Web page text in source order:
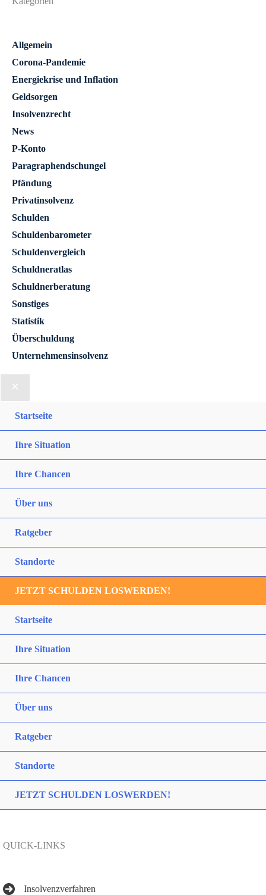
Allgemein
Corona-Pandemie
Energiekrise und Inflation
Geldsorgen
Insolvenzrecht
News
P-Konto
Paragraphendschungel
Pfändung
Privatinsolvenz
Schulden
Schuldenbarometer
Schuldenvergleich
Schuldneratlas
Schuldnerberatung
Sonstiges
Statistik
Überschuldung
Unternehmensinsolvenz
Startseite
Ihre Situation
Ihre Chancen
Über uns
Ratgeber
Standorte
JETZT SCHULDEN LOSWERDEN!
Startseite
Ihre Situation
Ihre Chancen
Über uns
Ratgeber
Standorte
JETZT SCHULDEN LOSWERDEN!
QUICK-LINKS
Insolvenzverfahren